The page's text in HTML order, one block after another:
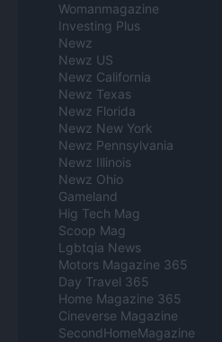
Womanmagazine
Investing Plus
Newz
Newz US
Newz California
Newz Texas
Newz Florida
Newz New York
Newz Pennsylvania
Newz Illinois
Newz Ohio
Gameland
Hig Tech Mag
Scoop Mag
Lgbtqia News
Motors Magazine 365
Day Travel 365
Home Magazine 365
Cineverse Magazine
SecondHomeMagazine